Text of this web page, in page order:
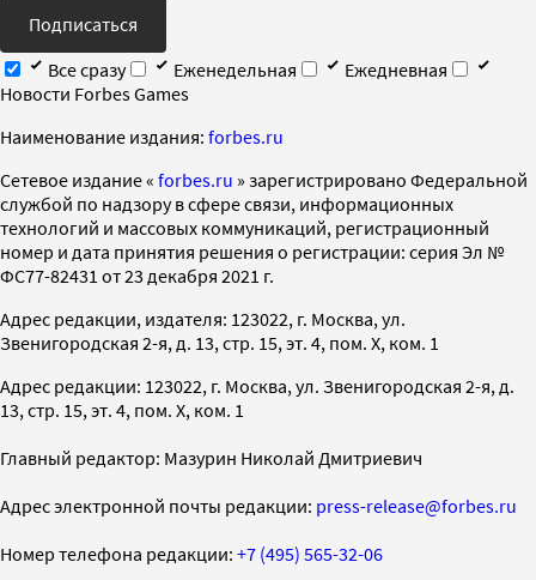
Подписаться
Все сразу
Еженедельная
Ежедневная
Новости Forbes Games
Наименование издания: forbes.ru
Cетевое издание « forbes.ru » зарегистрировано Федеральной
службой по надзору в сфере связи, информационных
технологий и массовых коммуникаций, регистрационный
номер и дата принятия решения о регистрации: серия Эл №
ФС77-82431 от 23 декабря 2021 г.
Адрес редакции, издателя: 123022, г. Москва, ул.
Звенигородская 2-я, д. 13, стр. 15, эт. 4, пом. X, ком. 1
Адрес редакции: 123022, г. Москва, ул. Звенигородская 2-я, д.
13, стр. 15, эт. 4, пом. X, ком. 1
Главный редактор: Мазурин Николай Дмитриевич
Адрес электронной почты редакции: press-release@forbes.ru
Номер телефона редакции: +7 (495) 565-32-06